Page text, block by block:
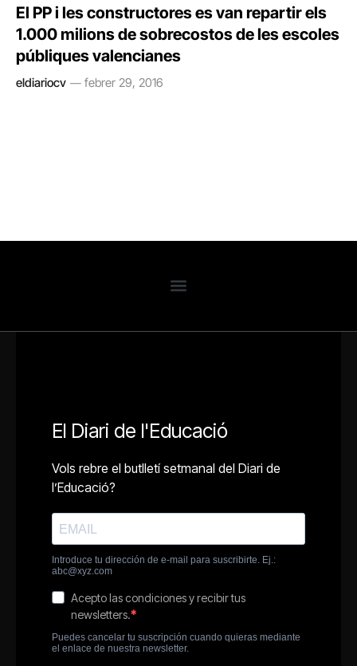
El PP i les constructores es van repartir els
1.000 milions de sobrecostos de les escoles
públiques valencianes
eldiariocv febrer 29, 2016